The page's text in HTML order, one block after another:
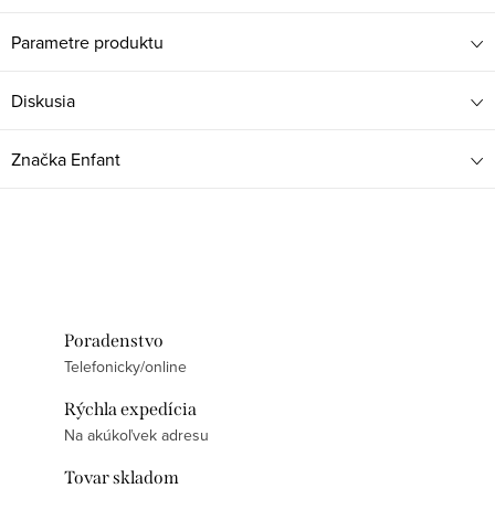
Parametre produktu
Diskusia
Značka Enfant
Poradenstvo
Telefonicky/online
Rýchla expedícia
Na akúkoľvek adresu
Tovar skladom